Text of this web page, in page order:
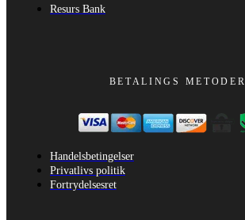
Resurs Bank
BETALINGS METODER
Handelsbetingelser
Privatlivs politik
Fortrydelsesret